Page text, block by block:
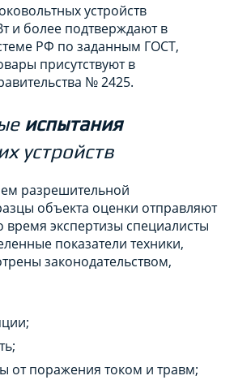
устройств
и более подтверждают в
РФ по заданным ГОСТ,
присутствуют в
№ 2425.
испытания
устройств
разрешительной
объекта оценки отправляют
экспертизы специалисты
показатели техники,
законодательством,
от поражения током и травм;